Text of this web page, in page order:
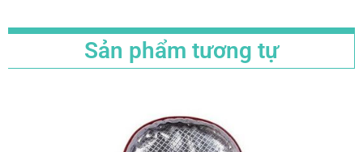
Sản phẩm tương tự